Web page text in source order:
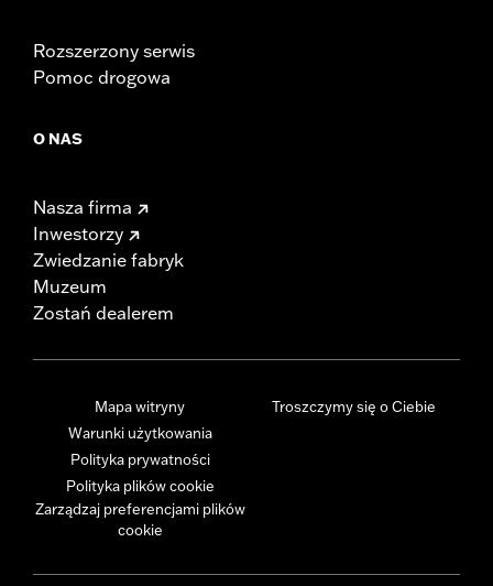
Rozszerzony serwis
Pomoc drogowa
O NAS
Nasza firma
Inwestorzy
Zwiedzanie fabryk
Muzeum
Zostań dealerem
Mapa witryny
Warunki użytkowania
Polityka prywatności
Polityka plików cookie
Zarządzaj preferencjami plików
cookie
Troszczymy się o Ciebie